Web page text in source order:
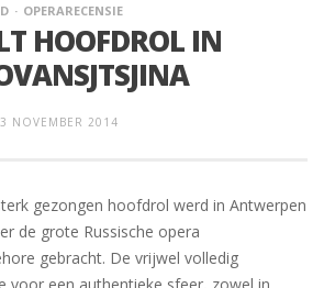
OPERARECENSIE
HOOFDROL IN
3 NOVEMBER 2014
gezongen hoofdrol werd in Antwerpen
de grote Russische opera
gebracht. De vrijwel volledig